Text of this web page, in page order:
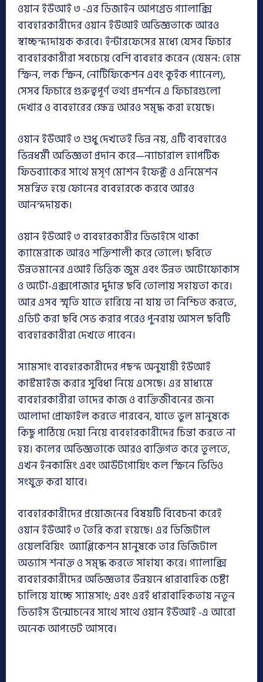
ওয়ান ইউআই ৩ -এর ডিজাইন আপগ্রেড গ্যালাক্সি
ব্যবহারকারীদের ওয়ান ইউআই অভিজ্ঞতাকে আরও
স্বাচ্ছন্দ্যদায়ক করবে। ইন্টারফেসের মধ্যে যেসব ফিচার
ব্যবহারকারীরা সবচেয়ে বেশি ব্যবহার করেন (যেমন: হোম
স্ক্রিন, লক স্ক্রিন, নোটিফিকেশন এবং কুইক প্যানেল),
সেসব ফিচারে গুরুত্বপূর্ণ তথ্য প্রদর্শনে এ ফিচারগুলো
দেখার ও ব্যবহারের ক্ষেত্র আরও সমৃদ্ধ করা হয়েছে।
ওয়ান ইউআই ৩ শুধু দেখতেই ভিন্ন নয়, এটি ব্যবহারেও
ভিন্নধর্মী অভিজ্ঞতা প্রদান করে—ন্যাচারাল হ্যাপটিক
ফিডব্যাকের সাথে মসৃণ মোশন ইফেক্ট ও এনিমেশন
সমন্বিত হয়ে ফোনের ব্যবহারকে করবে আরও
আনন্দদায়ক।
ওয়ান ইউআই ৩ ব্যবহারকারীর ডিভাইসে থাকা
ক্যামেরাকে আরও শক্তিশালী করে তোলে। ছবিতে
উন্নতমানের এআই ভিত্তিক জুম এবং উন্নত অটোফোকাস
ও অটো-এক্সপোজার দুর্দান্ত ছবি তোলায় সহায়তা করে।
আর এসব স্মৃতি যাতে হারিয়ে না যায় তা নিশ্চিত করতে,
এডিট করা ছবি সেভ করার পরেও পুনরায় আসল ছবিটি
ব্যবহারকারীরা দেখতে পাবেন।
স্যামসাং ব্যবহারকারীদের পছন্দ অনুযায়ী ইউআই
কাস্টমাইজ করার সুবিধা নিয়ে এসেছে। এর মাধ্যমে
ব্যবহারকারীরা তাদের কাজ ও ব্যক্তিজীবনের জন্য
আলাদা প্রোফাইল করতে পারবেন, যাতে ভুল মানুষকে
কিছু পাঠিয়ে দেয়া নিয়ে ব্যবহারকারীদের চিন্তা করতে না
হয়। কলের অভিজ্ঞতাকে আরও ব্যক্তিগত করে তুলতে,
এখন ইনকামিং এবং আউটগোয়িং কল স্ক্রিনে ভিডিও
সংযুক্ত করা যাবে।
ব্যবহারকারীদের প্রয়োজনের বিষয়টি বিবেচনা করেই
ওয়ান ইউআই ৩ তৈরি করা হয়েছে। এর ডিজিটাল
ওয়েলবিয়িং অ্যাপ্লিকেশন মানুষকে তার ডিজিটাল
অভ্যাস শনাক্ত ও সমৃদ্ধ করতে সাহায্য করে। গ্যালাক্সি
ব্যবহারকারীদের অভিজ্ঞতার উন্নয়নে ধারাবাহিক চেষ্টা
চালিয়ে যাচ্ছে স্যামসাং; এবং এরই ধারাবাহিকতায় নতুন
ডিভাইস উন্মোচনের সাথে সাথে ওয়ান ইউআই -এ আরো
অনেক আপডেট আসবে।